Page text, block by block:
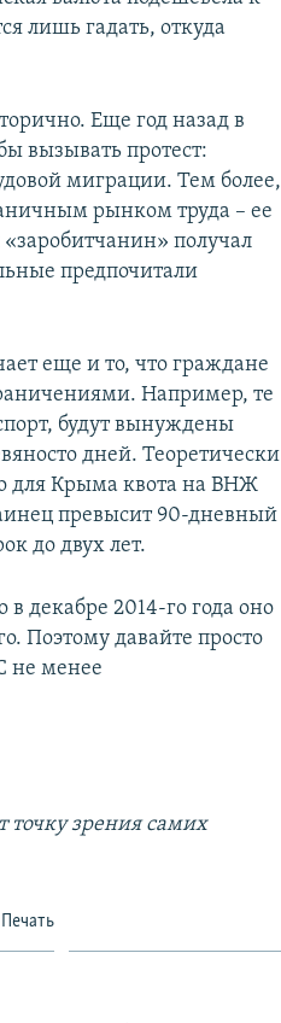
лишь гадать, откуда
Еще год назад в
вызывать протест:
миграции. Тем более,
рынком труда – ее
получал
предпочитали
еще и то, что граждане
Например, те
будут вынуждены
дней. Теоретически
для Крыма квота на ВНЖ
превысит 90-дневный
до двух лет.
в декабре 2014-го года оно
Поэтому давайте просто
не менее
точку зрения самих
Печать